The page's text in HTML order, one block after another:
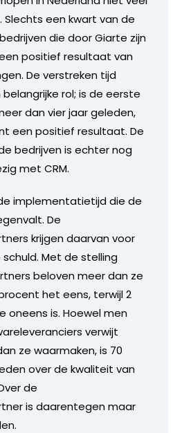
Slechts een kwart van de
die door Giarte zijn
positief resultaat van
De verstreken tijd
rol; is de eerste
dan vier jaar geleden,
een positief resultaat. De
bedrijven is echter nog
met CRM.
implementatietijd die de
De
krijgen daarvan voor
Met de stelling
beloven meer dan ze
het eens, terwijl 2
oneens is. Hoewel men
verwijt
ze waarmaken, is 70
over de kwaliteit van
de
is daarentegen maar